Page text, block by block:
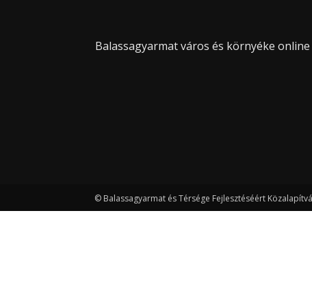
Balassagyarmat város és környéke
© Balassagyarmat és Térsége Fejlesztéséért